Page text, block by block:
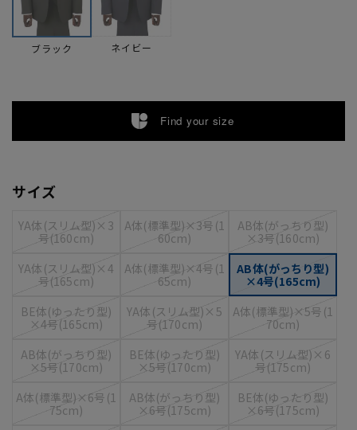
ブラック ネイビー
Find your size
サイズ
YA体(スリム型)×3
号(160cm)
A体(標準型)×3号(1
60cm)
AB体(がっちり型)
×3号(160cm)
YA体(スリム型)×4
号(165cm)
A体(標準型)×4号(1
65cm)
AB体(がっちり型)
×4号(165cm)
BE体(ゆったり型)
×4号(165cm)
YA体(スリム型)×5
号(170cm)
A体(標準型)×5号(1
70cm)
AB体(がっちり型)
×5号(170cm)
BE体(ゆったり型)
×5号(170cm)
YA体(スリム型)×6
号(175cm)
A体(標準型)×6号(1
75cm)
AB体(がっちり型)
×6号(175cm)
BE体(ゆったり型)
×6号(175cm)